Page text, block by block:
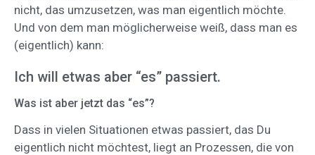
nicht, das umzusetzen, was man eigentlich möchte.
Und von dem man möglicherweise weiß, dass man es
(eigentlich) kann:
Ich will etwas aber “es” passiert.
Was ist aber jetzt das “es”?
Dass in vielen Situationen etwas passiert, das Du
eigentlich nicht möchtest, liegt an Prozessen, die von